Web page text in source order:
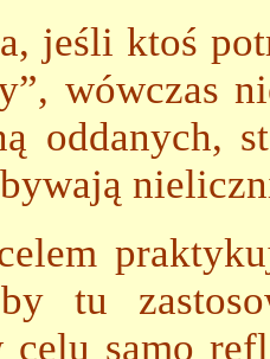
jeśli ktoś
wówczas
oddanych,
tu
celu samo